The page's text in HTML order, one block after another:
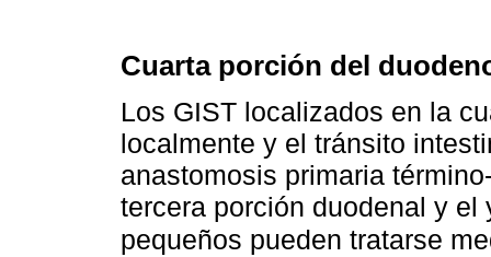
Cuarta porción del
Los GIST localizados en la
localmente y el tránsito
anastomosis primaria
tercera porción duodenal y el
pequeños pueden tratarse